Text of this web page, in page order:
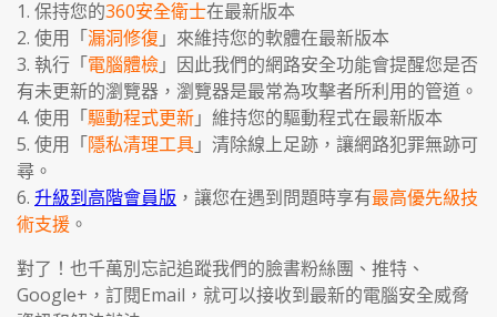
1. 保持您的360安全衛士在最新版本
2. 使用「漏洞修復 」來維持您的軟體在最新版本
3. 執行「電腦體檢」因此我們的網路安全功能會提醒您是否
有未更新的瀏覽器，瀏覽器是最常為攻擊者所利用的管道。
4. 使用「驅動程式更新」維持您的驅動程式在最新版本
5. 使用「隱私清理工具」清除線上足跡，讓網路犯罪無跡可
尋。
6. 升級到高階會員版 ，讓您在遇到問題時享有最高優先級技
術支援 。
對了！也千萬別忘記追蹤我們的臉書粉絲團、推特、
Google+，訂閱Email，就可以接收到最新的電腦安全威脅